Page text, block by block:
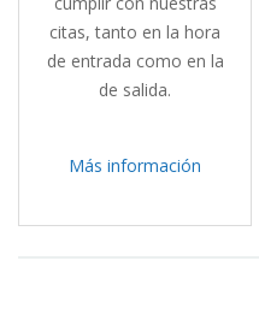
citas, tanto en la hora
de entrada como en la
de salida.
Más información